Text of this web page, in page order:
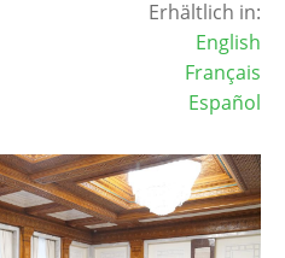
Erhältlich in:
English
Français
Español